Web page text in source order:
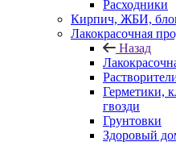
Расходники
Кирпич, ЖБИ,
Лакокрасочная
Назад
Герметики,
гвозди
Грунтовки
Здоровый